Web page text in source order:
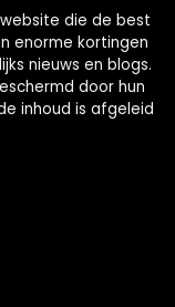
die de best
enorme kortingen
nieuws en blogs.
door hun
inhoud is afgeleid